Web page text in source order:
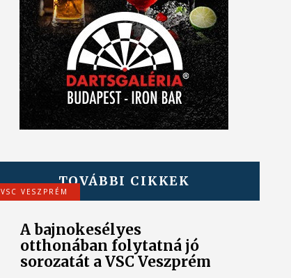
TOVÁBBI CIKKEK
VSC VESZPRÉM
A bajnokesélyes
otthonában folytatná jó
sorozatát a VSC Veszprém